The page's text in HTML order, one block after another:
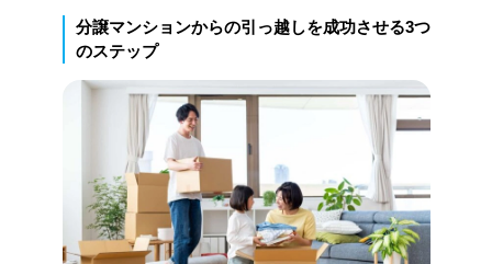
分譲マンションからの引っ越しを成功させる3つ
のステップ